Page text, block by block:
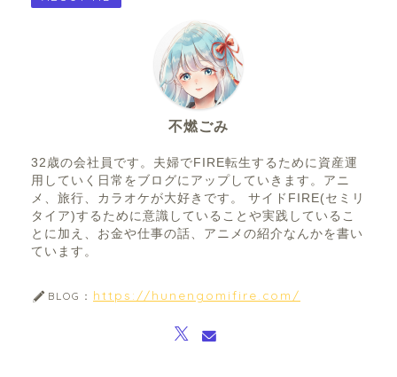
不燃ごみ
32歳の会社員です。夫婦でFIRE転生するために資産運
用していく日常をブログにアップしていきます。アニ
メ、旅行、カラオケが大好きです。 サイドFIRE(セミリ
タイア)するために意識していることや実践しているこ
とに加え、お金や仕事の話、アニメの紹介なんかを書い
ています。
BLOG： https://hunengomifire.com/